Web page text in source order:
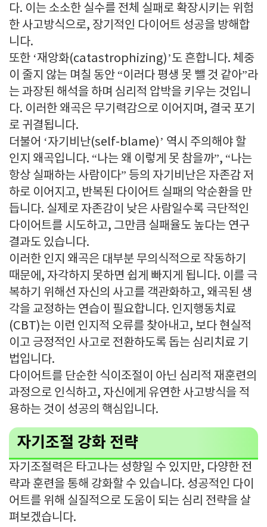
다. 이는 소소한 실수를 전체 실패로 확장시키는 위험
한 사고방식으로, 장기적인 다이어트 성공을 방해합
니다.
또한 ‘재앙화(catastrophizing)’도 흔합니다. 체중
이 줄지 않는 며칠 동안 “이러다 평생 못 뺄 것 같아”라
는 과장된 해석을 하며 심리적 압박을 키우는 것입니
다. 이러한 왜곡은 무기력감으로 이어지며, 결국 포기
로 귀결됩니다.
더불어 ‘자기비난(self-blame)’ 역시 주의해야 할
인지 왜곡입니다. “나는 왜 이렇게 못 참을까”, “나는
항상 실패하는 사람이다” 등의 자기비난은 자존감 저
하로 이어지고, 반복된 다이어트 실패의 악순환을 만
듭니다. 실제로 자존감이 낮은 사람일수록 극단적인
다이어트를 시도하고, 그만큼 실패율도 높다는 연구
결과도 있습니다.
이러한 인지 왜곡은 대부분 무의식적으로 작동하기
때문에, 자각하지 못하면 쉽게 빠지게 됩니다. 이를 극
복하기 위해선 자신의 사고를 객관화하고, 왜곡된 생
각을 교정하는 연습이 필요합니다. 인지행동치료
(CBT)는 이런 인지적 오류를 찾아내고, 보다 현실적
이고 긍정적인 사고로 전환하도록 돕는 심리치료 기
법입니다.
다이어트를 단순한 식이조절이 아닌 심리적 재훈련의
과정으로 인식하고, 자신에게 유연한 사고방식을 적
용하는 것이 성공의 핵심입니다.
자기조절 강화 전략
자기조절력은 타고나는 성향일 수 있지만, 다양한 전
략과 훈련을 통해 강화할 수 있습니다. 성공적인 다이
어트를 위해 실질적으로 도움이 되는 심리 전략을 살
펴보겠습니다.